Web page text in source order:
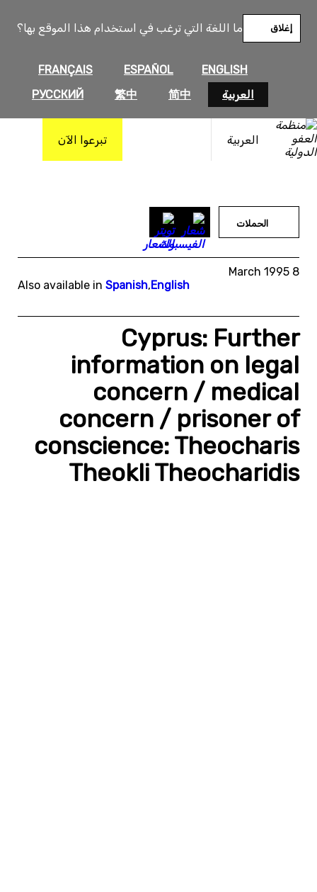
ما اللغة التي ترغب في استخدام هذا الموقع بها؟
ENGLISH
ESPAÑOL
FRANÇAIS
العربية
简中
繁中
РУССКИЙ
إغلاق
العربية تبرعوا الآن
المحتوى
الحملات
8 March 1995
Also available in Spanish,English
Cyprus: Further
information on legal
concern / medical
concern / prisoner of
conscience: Theocharis
Theokli Theocharidis